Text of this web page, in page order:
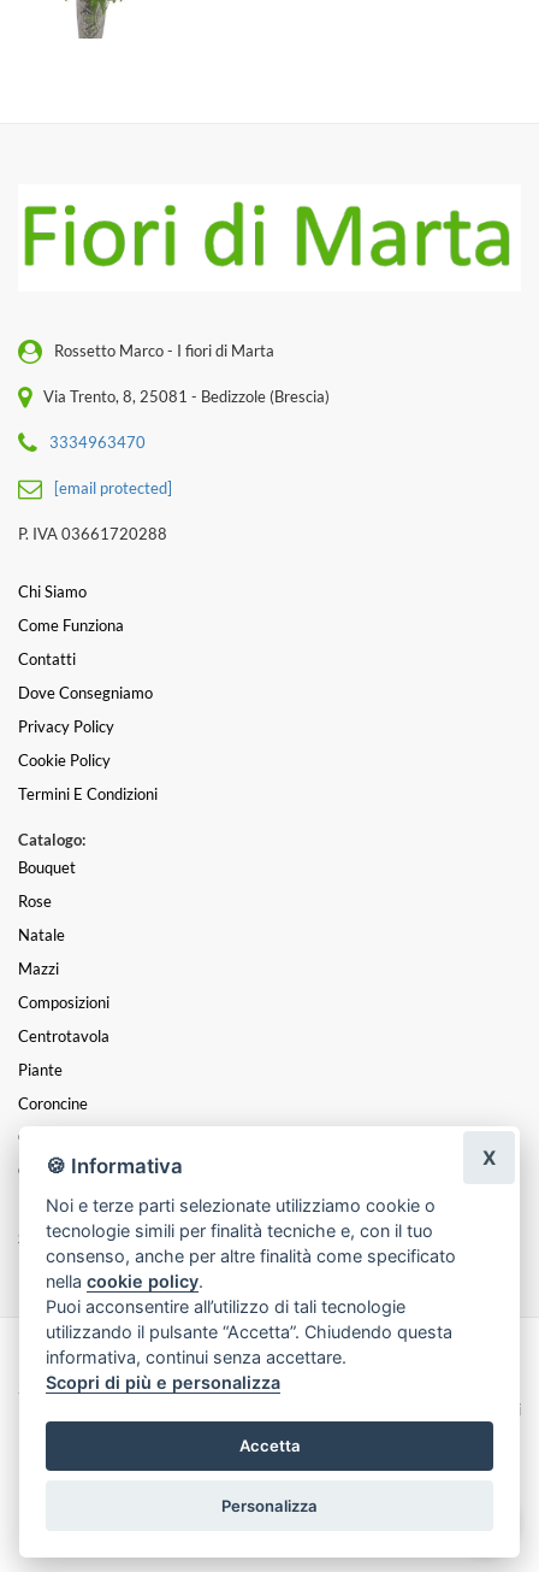
Rossetto Marco - I fiori di Marta
Via Trento, 8, 25081 - Bedizzole (Brescia)
3334963470
[email protected]
P. IVA 03661720288
Chi Siamo
Come Funziona
Contatti
Dove Consegniamo
Privacy Policy
Cookie Policy
Termini E Condizioni
Catalogo:
Bouquet
Rose
Natale
Mazzi
Composizioni
Centrotavola
Piante
Coroncine
Cesti
Cuori
Funebre
San Valentino
Made with byInfoser.it- Realizzazione Siti ecommerce per Fioristi
2026
Termini e Condizioni
🍪 Informativa
Noi e terze parti selezionate utilizziamo cookie o
tecnologie simili per finalità tecniche e, con il tuo
consenso, anche per altre finalità come specificato
nellacookie policy.
Puoi acconsentire all’utilizzo di tali tecnologie
utilizzando il pulsante “Accetta”. Chiudendo questa
informativa, continui senza accettare.
Scopri di più e personalizza
Accetta
Personalizza
X